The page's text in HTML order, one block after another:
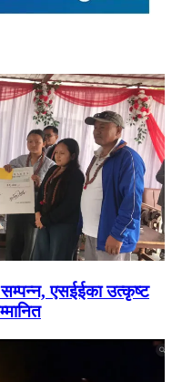
सम्पन्न, एसईईका उत्कृष्ट